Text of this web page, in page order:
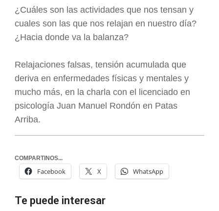
¿Cuáles son las actividades que nos tensan y
cuales son las que nos relajan en nuestro día?
¿Hacia donde va la balanza?
Relajaciones falsas, tensión acumulada que
deriva en enfermedades físicas y mentales y
mucho más, en la charla con el licenciado en
psicología Juan Manuel Rondón en Patas
Arriba.
COMPARTINOS...
Facebook X WhatsApp
Te puede interesar